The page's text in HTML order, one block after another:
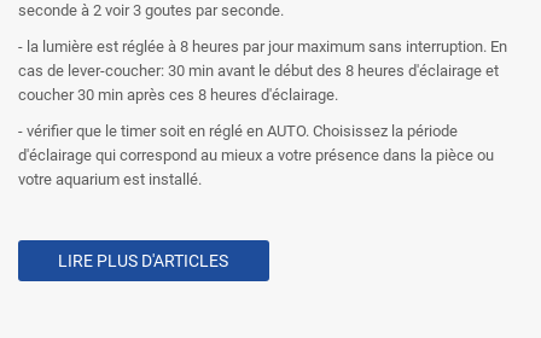
seconde à 2 voir 3 goutes par seconde.
- la lumière est réglée à 8 heures par jour maximum sans interruption. En
cas de lever-coucher: 30 min avant le début des 8 heures d'éclairage et
coucher 30 min après ces 8 heures d'éclairage.
- vérifier que le timer soit en réglé en AUTO. Choisissez la période
d'éclairage qui correspond au mieux a votre présence dans la pièce ou
votre aquarium est installé.
LIRE PLUS D'ARTICLES